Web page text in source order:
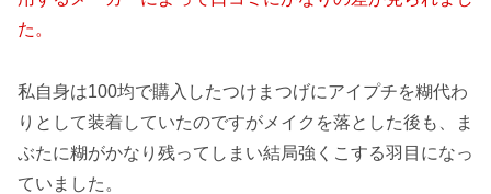
た。
私自身は100均で購入したつけまつげにアイプチを糊代わ
りとして装着していたのですがメイクを落とした後も、ま
ぶたに糊がかなり残ってしまい結局強くこする羽目になっ
ていました。